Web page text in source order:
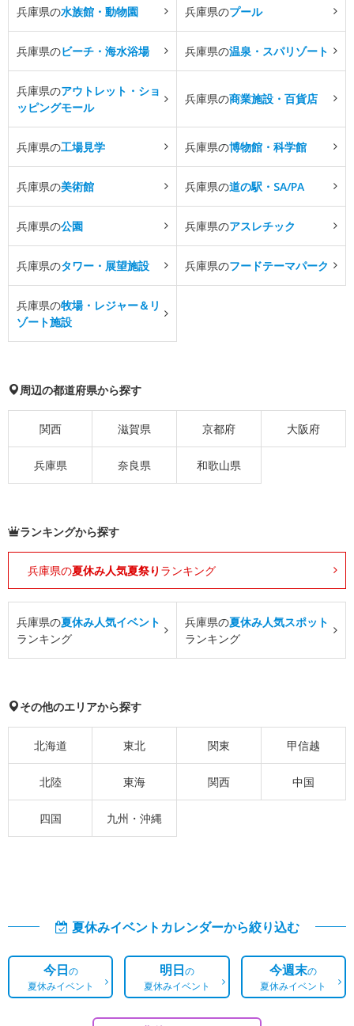
兵庫県の水族館・動物園 兵庫県のプール
兵庫県のビーチ・海水浴場 兵庫県の温泉・スパリゾート
兵庫県のアウトレット・ショ
ッピングモール
兵庫県の商業施設・百貨店
兵庫県の工場見学 兵庫県の博物館・科学館
兵庫県の美術館 兵庫県の道の駅・SA/PA
兵庫県の公園 兵庫県のアスレチック
兵庫県のタワー・展望施設 兵庫県のフードテーマパーク
兵庫県の牧場・レジャー＆リ
ゾート施設
周辺の都道府県から探す
関西 滋賀県 京都府 大阪府
兵庫県 奈良県 和歌山県
ランキングから探す
兵庫県の夏休み人気夏祭り ランキング
兵庫県の夏休み人気イベント
ランキング
兵庫県の夏休み人気スポット
ランキング
その他のエリアから探す
北海道 東北 関東 甲信越
北陸 東海 関西 中国
四国 九州・沖縄
夏休みイベントカレンダーから絞り込む
今日の
夏休みイベント
明日の
夏休みイベント
今週末の
夏休みイベント